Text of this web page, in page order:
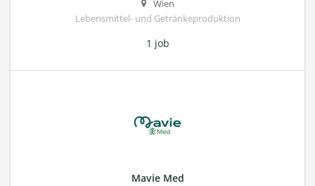
Wien
Lebensmittel- und Getränkeproduktion
1 job
Mavie Med